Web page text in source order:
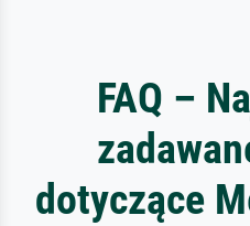
FAQ –
dotyczące